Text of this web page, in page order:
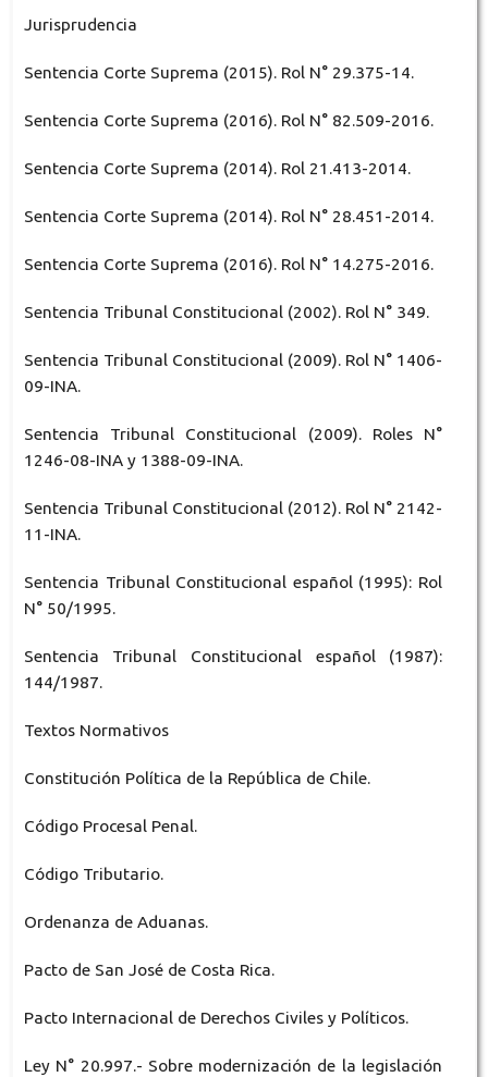
Jurisprudencia
Sentencia Corte Suprema (2015). Rol N° 29.375-14.
Sentencia Corte Suprema (2016). Rol N° 82.509-2016.
Sentencia Corte Suprema (2014). Rol 21.413-2014.
Sentencia Corte Suprema (2014). Rol N° 28.451-2014.
Sentencia Corte Suprema (2016). Rol N° 14.275-2016.
Sentencia Tribunal Constitucional (2002). Rol N° 349.
Sentencia Tribunal Constitucional (2009). Rol N° 1406-
09-INA.
Sentencia Tribunal Constitucional (2009). Roles N°
1246-08-INA y 1388-09-INA.
Sentencia Tribunal Constitucional (2012). Rol N° 2142-
11-INA.
Sentencia Tribunal Constitucional español (1995): Rol
N° 50/1995.
Sentencia Tribunal Constitucional español (1987):
144/1987.
Textos Normativos
Constitución Política de la República de Chile.
Código Procesal Penal.
Código Tributario.
Ordenanza de Aduanas.
Pacto de San José de Costa Rica.
Pacto Internacional de Derechos Civiles y Políticos.
Ley N° 20.997.- Sobre modernización de la legislación